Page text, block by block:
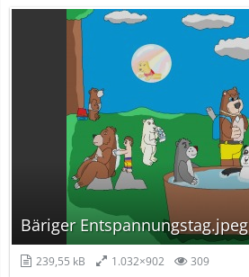
Bäriger Entspannungstag.jpeg
239,55 kB 1.032×902 309